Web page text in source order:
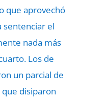
que aprovechó
sentenciar el
nada más
Los de
un parcial de
disiparon